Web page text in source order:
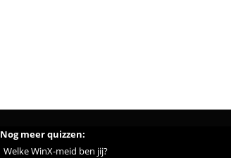
Nog meer quizzen:
Welke WinX-meid ben jij?